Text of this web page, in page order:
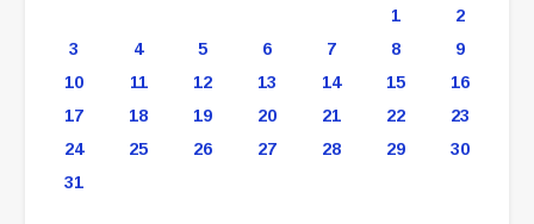
1
2
3
4 5 6 7 8
9
10
11 12 13 14 15
16
17
18 19 20 21 22
23
24
25 26 27 28 29
30
31